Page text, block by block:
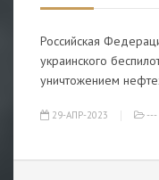
Российская
украинского
уничтожением
29-АПР-2023 ---